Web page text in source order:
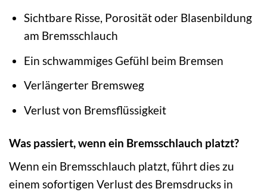
Sichtbare Risse, Porosität oder Blasenbildung
am Bremsschlauch
Ein schwammiges Gefühl beim Bremsen
Verlängerter Bremsweg
Verlust von Bremsflüssigkeit
Was passiert, wenn ein Bremsschlauch platzt?
Wenn ein Bremsschlauch platzt, führt dies zu
einem sofortigen Verlust des Bremsdrucks in